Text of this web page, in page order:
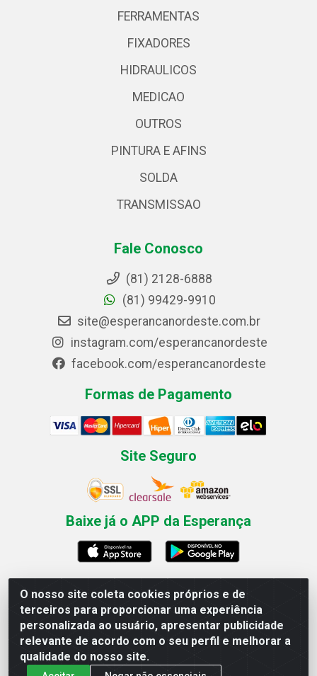
O nosso site coleta cookies próprios e de
terceiros para proporcionar uma experiência
personalizada ao usuário, apresentar publicidade
relevante de acordo com o seu perfil e melhorar a
qualidade do nosso site.
FERRAMENTAS
FIXADORES
HIDRAULICOS
MEDICAO
OUTROS
PINTURA E AFINS
SOLDA
TRANSMISSAO
Fale Conosco
(81) 2128-6888
(81) 99429-9910
site@esperancanordeste.com.br
instagram.com/esperancanordeste
facebook.com/esperancanordeste
Formas de Pagamento
Site Seguro
Baixe já o APP da Esperança
Esperança Nordeste - Rua Professor Caldas Filho, 291 -
Estância - Recife / PE CEP: 50771-335 - CNPJ
03.666.136/0001-23